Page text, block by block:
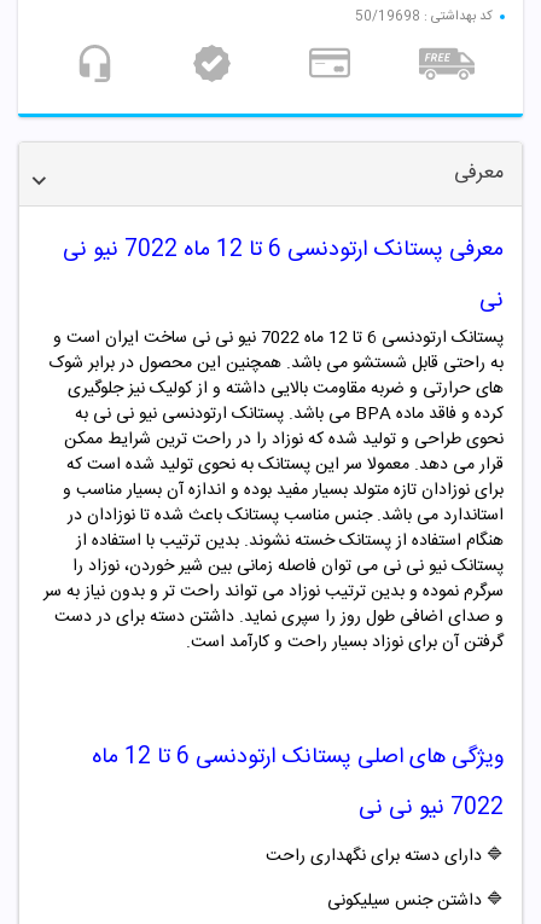
کد بهداشتی : 50/19698
معرفی
معرفی پستانک ارتودنسی 6 تا 12 ماه 7022 نیو نی
نی
پستانک ارتودنسی 6 تا 12 ماه 7022 نیو نی نی ساخت ایران است و
به راحتی قابل شستشو می باشد. همچنین این محصول در برابر شوک
های حرارتی و ضربه مقاومت بالایی داشته و از کولیک نیز جلوگیری
کرده و فاقد ماده BPA می باشد. پستانک ارتودنسی
نیو نی نی به
نحوی طراحی و تولید شده که نوزاد را در راحت ترین شرایط ممکن
قرار می دهد. معمولا سر این پستانک به نحوی تولید شده است که
برای نوزادان تازه متولد بسیار مفید بوده و اندازه آن بسیار مناسب و
استاندارد می باشد. جنس مناسب پستانک باعث شده تا نوزادان در
هنگام استفاده از پستانک خسته نشوند. بدین ترتیب با استفاده از
پستانکنیو نی نی می توان فاصله زمانی بین شیر خوردن، نوزاد را
سرگرم نموده و بدین ترتیب نوزاد می تواند راحت تر و بدون نیاز به سر
و صدای اضافی طول روز را سپری نماید. داشتن دسته برای در دست
گرفتن آن برای نوزاد بسیار راحت و کارآمد است.
ویژگی های اصلی
پستانک ارتودنسی 6 تا 12 ماه
7022 نیو نی نی
🔷 دارای دسته برای نگهداری راحت
🔷 داشتن جنس سیلیکونی